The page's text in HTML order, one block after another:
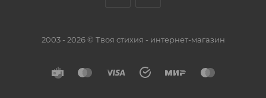
2003 - 2026 © Твоя стихия - интернет-магазин